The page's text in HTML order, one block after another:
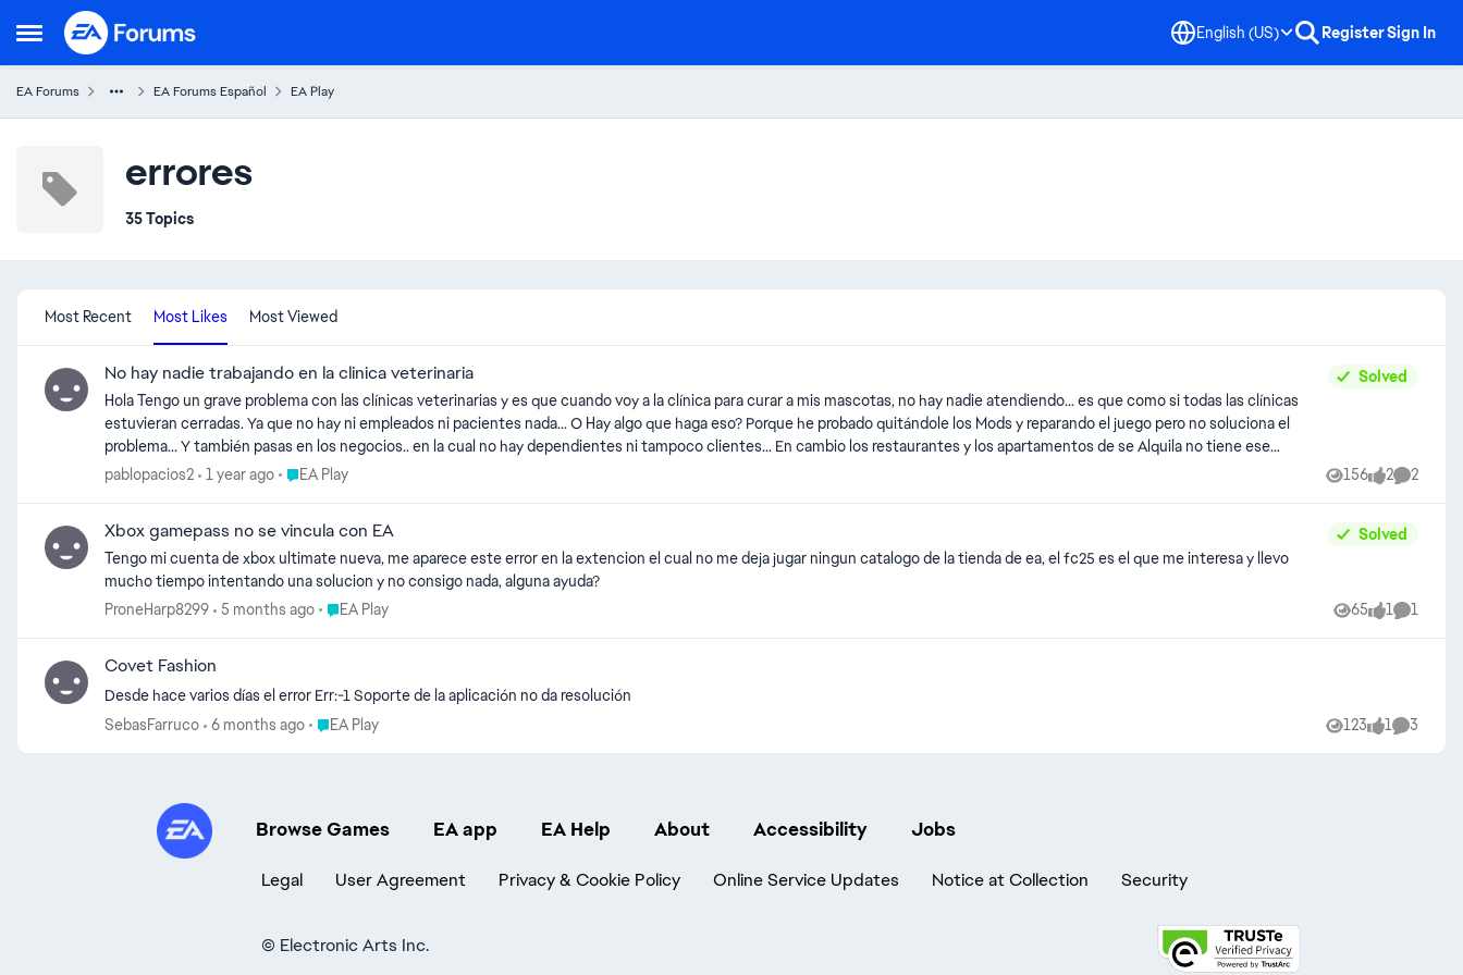
Open Side Menu
Skip to content English (US) RegisterSign In
EA Forums EA Forums Español EA Play
errores
35 Topics
Most Recent Most Likes Most Viewed
No hay nadie trabajando en la clinica veterinaria
Hola Tengo un grave problema con las clínicas veterinarias y es que cuando voy a la clínica para curar a mis mascotas, no hay nadie atendiendo... es que como si todas las clínicas
estuvieran cerradas. Ya que no hay ni empleados ni pacientes nada... O Hay algo que haga eso? Porque he probado quitándole los Mods y reparando el juego pero no soluciona el
problema... Y también pasas en los negocios.. en la cual no hay dependientes ni tampoco clientes... En cambio los restaurantes y los apartamentos de se Alquila no tiene ese
problema He intentado reiniciar los Sims quitando la carpeta y que se ponga una totalmente nueva.. y el problema persiste.. Y la verdad es bastante molesto sobre todo las clínicas
Solved
pablopacios2 1 year ago Place EA Play
EA Play 156
Views 2
likes 2
Xbox gamepass no se vincula con EA
Tengo mi cuenta de xbox ultimate nueva, me aparece este error en la extencion el cual no me deja jugar ningun catalogo de la tienda de ea, el fc25 es el que me interesa y llevo
mucho tiempo intentando una solucion y no consigo nada, alguna ayuda?
Solved
ProneHarp8299 5 months ago Place EA Play
EA Play 65
Views 1
like 1
Comment
Covet Fashion
Desde hace varios días el error Err:-1 Soporte de la aplicación no da resolución
SebasFarruco
6 months ago Place EA Play
EA Play 123
Views 1
like 3
Browse Games EA app EA Help About Accessibility Jobs
Legal User Agreement Privacy & Cookie Policy Online Service Updates Notice at Collection Security
© Electronic Arts Inc.